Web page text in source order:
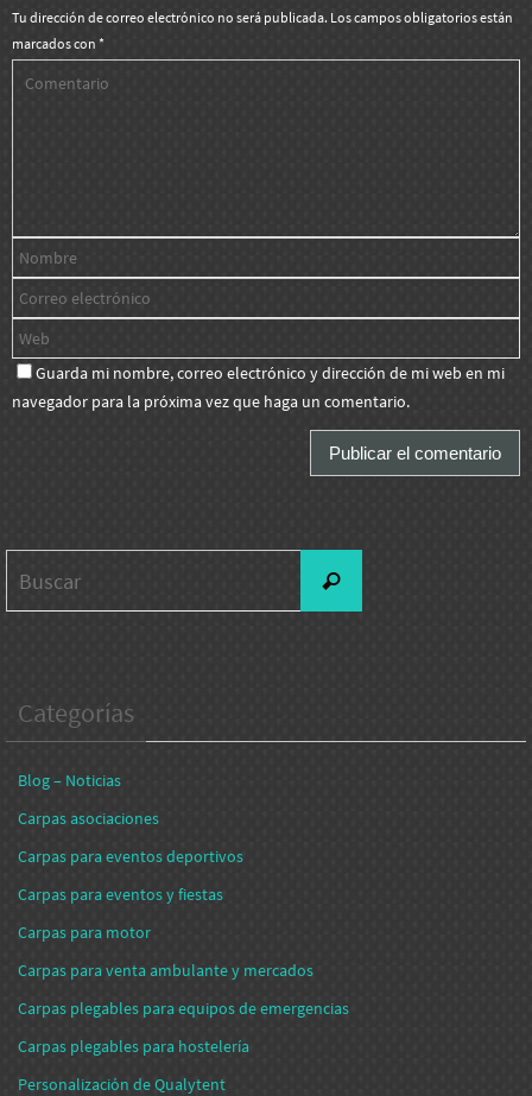
Tu dirección de correo electrónico no será publicada. Los campos obligatorios están
marcados con *
Guarda mi nombre, correo electrónico y dirección de mi web en mi
navegador para la próxima vez que haga un comentario.
Buscar
Categorías
Blog – Noticias
Carpas asociaciones
Carpas para eventos deportivos
Carpas para eventos y fiestas
Carpas para motor
Carpas para venta ambulante y mercados
Carpas plegables para equipos de emergencias
Carpas plegables para hostelería
Personalización de Qualytent